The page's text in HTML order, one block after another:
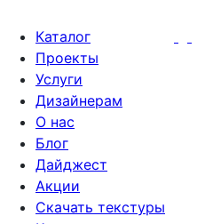
Каталог
Проекты
Услуги
Дизайнерам
О нас
Блог
Дайджест
Акции
Скачать текстуры